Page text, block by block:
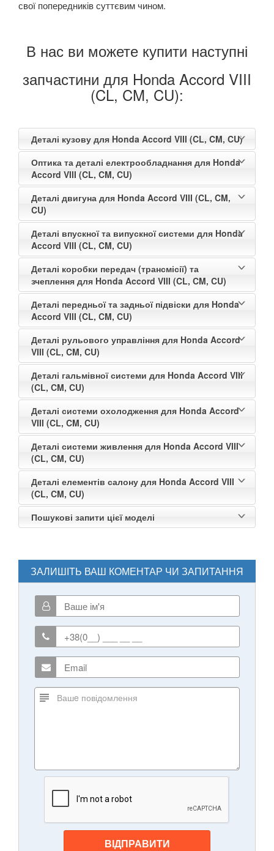
свої попередників суттєвим чином.
В нас ви можете купити наступні
запчастини для Honda Accord VIII
(CL, CM, CU):
Деталі кузову для Honda Accord VIII (CL, CM, CU)
Оптика та деталі електрообладнання для Honda
Accord VIII (CL, CM, CU)
Деталі двигуна для Honda Accord VIII (CL, CM,
CU)
Деталі впускної та випускної системи для Honda
Accord VIII (CL, CM, CU)
Деталі коробки передач (трансмісії) та
зчеплення для Honda Accord VIII (CL, CM, CU)
Деталі передньої та задньої підвіски для Honda
Accord VIII (CL, CM, CU)
Деталі рульового управління для Honda Accord
VIII (CL, CM, CU)
Деталі гальмівної системи для Honda Accord VIII
(CL, CM, CU)
Деталі системи охолодження для Honda Accord
VIII (CL, CM, CU)
Деталі системи живлення для Honda Accord VIII
(CL, CM, CU)
Деталі елементів салону для Honda Accord VIII
(CL, CM, CU)
Пошукові запити цієї моделі
ЗАЛИШІТЬ ВАШ КОМЕНТАР ЧИ ЗАПИТАННЯ
ВІДПРАВИТИ